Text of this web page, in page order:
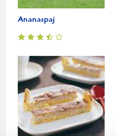
Ananaspaj